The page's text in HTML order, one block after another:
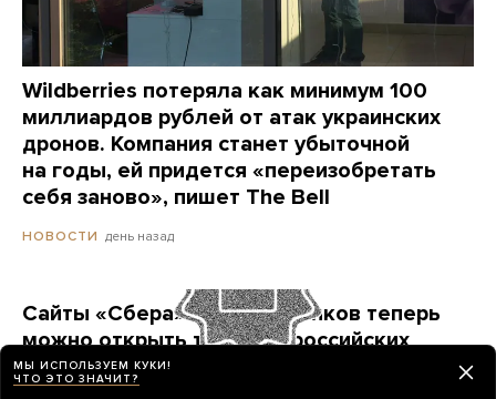
Wildberries потеряла как минимум 100
миллиардов рублей от атак украинских
дронов. Компания станет убыточной
на годы, ей придется «переизобретать
себя заново», пишет The Bell
НОВОСТИ день назад
Сайты «Сбера» и других банков теперь
можно открыть только в российских
браузерах. Это опасно? И какой браузер
выбрать?
МЫ ИСПОЛЬЗУЕМ КУКИ!
ЧТО ЭТО ЗНАЧИТ?